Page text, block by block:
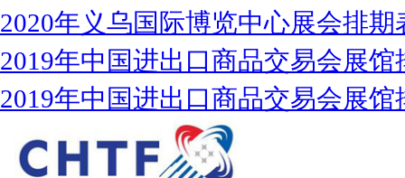
2020年义乌国际博览中心展会排期
2019年中国进出口商品交易会展馆
2019年中国进出口商品交易会展馆